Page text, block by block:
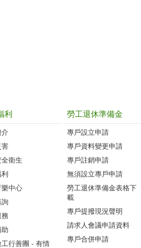
利
害
衛生
中心
行善團 - 有情
勞工退休準備金
專戶設立申請
專戶資料變更申請
專戶註銷申請
無須設立專戶申請
勞工退休準備金表格下
載
專戶提撥現況聲明
請求人會議申請資料
專戶合併申請